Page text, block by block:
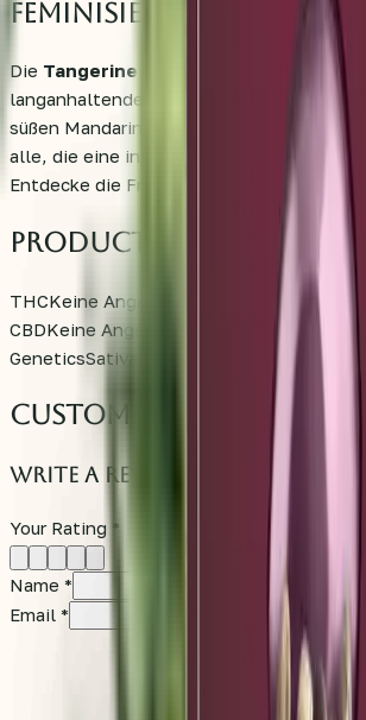
feminisierte Samen
Die Tangerine Sugar®
überzeugt mit
langanhaltenden High und einem
süßen Mandarinen. Diese Sorte ist die
alle, die eine inspirierende Sativa-
Entdecke die Frische und Energie der
Product Details
THCKeine Angaben %
CBDKeine Angaben %
GeneticsSativa
Customer Reviews
Write a Review
Your Rating *
Name *
Email *